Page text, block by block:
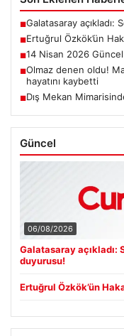
■Galatasaray açıkladı:
■Ertuğrul Özkök’ün
■14 Nisan 2026
■Olmaz denen oldu!
hayatını kaybetti
■Dış Mekan
Güncel
06/08/2026
Galatasaray açıkladı:
duyurusu!
Ertuğrul Özkök’ün